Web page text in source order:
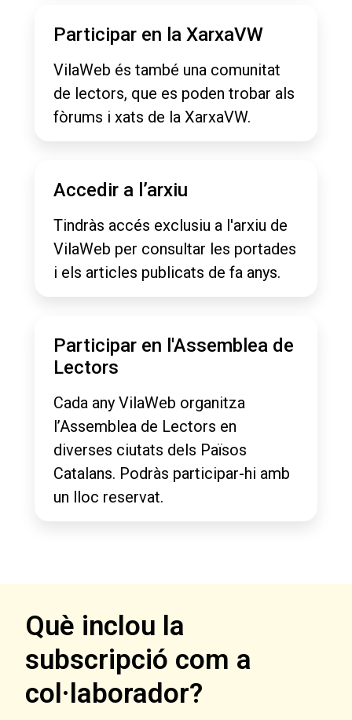
Participar en la XarxaVW
VilaWeb és també una comunitat
de lectors, que es poden trobar als
fòrums i xats de la XarxaVW.
Accedir a l’arxiu
Tindràs accés exclusiu a l'arxiu de
VilaWeb per consultar les portades
i els articles publicats de fa anys.
Participar en l'Assemblea de
Lectors
Cada any VilaWeb organitza
l’Assemblea de Lectors en
diverses ciutats dels Països
Catalans. Podràs participar-hi amb
un lloc reservat.
Què inclou la
subscripció com a
col·laborador?